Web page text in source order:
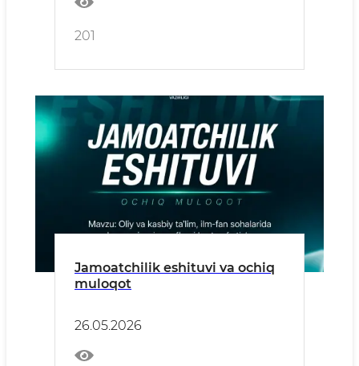
201
Jamoatchilik eshituvi va ochiq
muloqot
26.05.2026